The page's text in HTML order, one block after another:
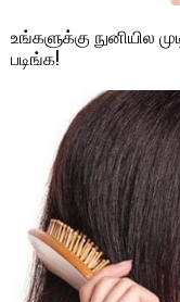
உங்களுக்கு நுனியில
படிங்க!